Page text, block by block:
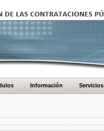
Información Servicios